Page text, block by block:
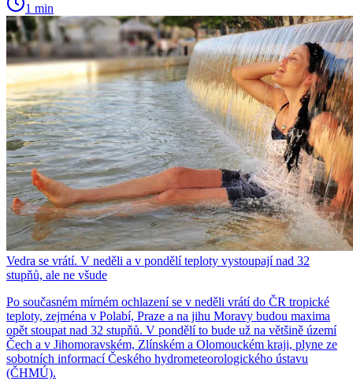
1 min
Vedra se vrátí. V neděli a v pondělí teploty vystoupají nad 32
stupňů, ale ne všude
Po současném mírném ochlazení se v neděli vrátí do ČR tropické
teploty, zejména v Polabí, Praze a na jihu Moravy budou maxima
opět stoupat nad 32 stupňů. V pondělí to bude už na většině území
Čech a v Jihomoravském, Zlínském a Olomouckém kraji, plyne ze
sobotních informací Českého hydrometeorologického ústavu
(ČHMÚ).